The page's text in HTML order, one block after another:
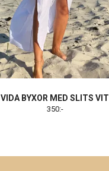
VIDA BYXOR MED SLITS VIT
350:-